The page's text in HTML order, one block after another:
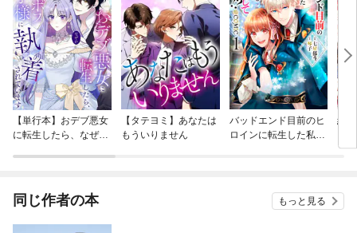
【単行本】おデブ悪女
に転生したら、なぜか
【タテヨミ】あなたは
もういりません
バッドエンド目前のヒ
ロインに転生した私、
結
同じ作者の本 もっと見る